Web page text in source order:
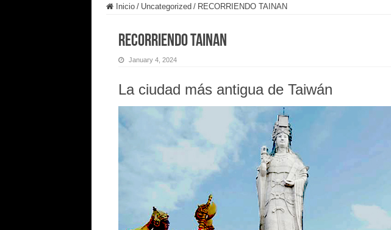
Inicio / Uncategorized / RECORRIENDO TAINAN
RECORRIENDO TAINAN
January 4, 2024
La ciudad más antigua de Taiwán